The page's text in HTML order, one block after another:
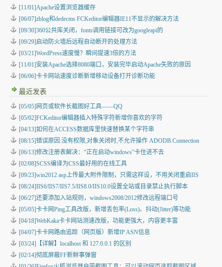
[11/01]Apache设置浏览器缓存
[06/07]zblog和dedecms FCKeditor编辑器IE11不显示的解决方法
[09/30]360公共库关闭，fonts调用链接可改为googleapi的
[09/29]启动防火墙后远程自动断开的处理方法
[03/21]WordPress速度慢？瞬间提速3倍的方法
[11/01]安装Apache选择8080端口，安装完毕启动Apache失败的原因
[06/06]卡卡网站速度诊断新增移动设备打开诊断功能
最近发表
[05/05] 网页或软件长截图好工具——QQ
[05/02]FCKeditor编辑器插入特殊字符新增你喜欢的字符
[04/13]如何在ACCESS数据库里快速替换某个字符串
[08/15]错误原因:没有权限,对象关闭时,不允许操作 ADODB.Connection
[06/13]修改注册表解决：“正在启动windows”卡住进不去
[02/08]SCSS编译为CSS最好用的在线工具
[09/23]win2012 asp上传最大附件限制，只需这样设，不用关闭重启IIS
[08/24]IIS6/IIS7/IIS7.5/IIS8.0/IIS10.0设置全站或目录禁止执行脚本
[06/27]还要添加入站规则，windows2008/2012修改远程端口号
[05/05]卡卡网Ping工具改版，新增丢包率(Loss)、抖动(Jitter)等功能
[04/18]WebKaka卡卡网站测速改版，功能更强大，内容更丰富
[04/07]卡卡网路由追踪（网页版）新增IP ASN信息
[03/24] 【详解】localhost 和 127.0.0.1 的区别
[02/14]彻底屏蔽FF新鲜事弹窗